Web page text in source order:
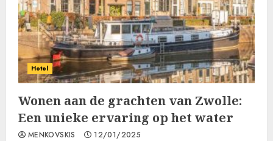
Hotel
Wonen aan de grachten van Zwolle:
Een unieke ervaring op het water
MENKOVSKIS 12/01/2025